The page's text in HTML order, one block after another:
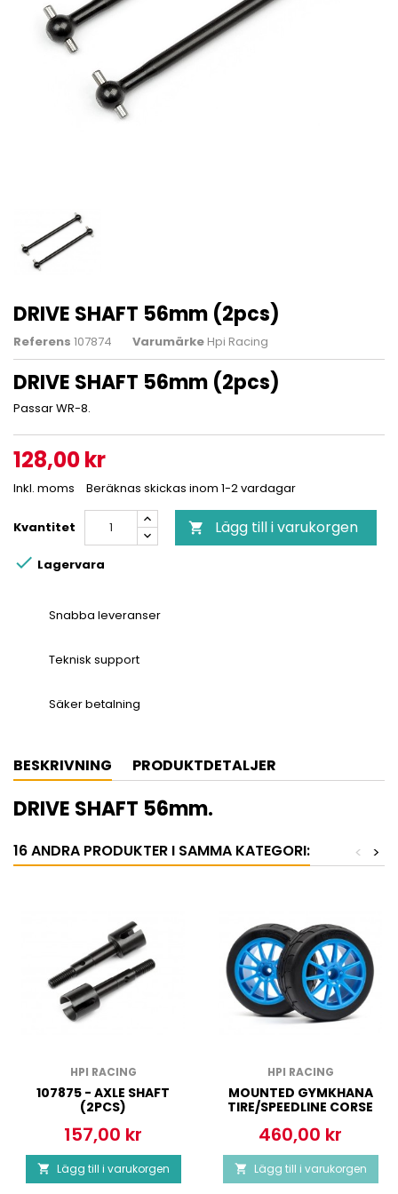
DRIVE SHAFT 56mm (2pcs)
Referens 107874 Varumärke Hpi Racing
DRIVE SHAFT 56mm (2pcs)
Passar WR-8.
128,00 kr
Inkl. moms Beräknas skickas inom 1-2 vardagar
Kvantitet  Lägg till i varukorgen
 Lagervara
Snabba leveranser
Teknisk support
Säker betalning
BESKRIVNING PRODUKTDETALJER
DRIVE SHAFT 56mm.
16 ANDRA PRODUKTER I SAMMA KATEGORI: >
<
HPI RACING
107875 - AXLE SHAFT
(2PCS)
Pris
157,00 kr
 Lägg till i varukorgen
HPI RACING
MOUNTED GYMKHANA
TIRE/SPEEDLINE CORSE
(CYAN/2PCS)
Pris
460,00 kr
 Lägg till i varukorgen